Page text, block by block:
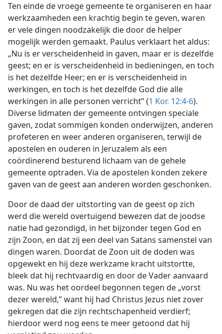
Ten einde de vroege gemeente te organiseren en haar
werkzaamheden een krachtig begin te geven, waren
er vele dingen noodzakelijk die door de helper
mogelijk werden gemaakt. Paulus verklaart het aldus:
„Nu is er verscheidenheid in gaven, maar er is dezelfde
geest; en er is verscheidenheid in bedieningen, en toch
is het dezelfde Heer; en er is verscheidenheid in
werkingen, en toch is het dezelfde God die alle
werkingen in alle personen verricht” (1 Kor. 12:4-6).
Diverse lidmaten der gemeente ontvingen speciale
gaven, zodat sommigen konden onderwijzen, anderen
profeteren en weer anderen organiseren, terwijl de
apostelen en ouderen in Jeruzalem als een
coördinerend besturend lichaam van de gehele
gemeente optraden. Via de apostelen konden zekere
gaven van de geest aan anderen worden geschonken.
Door de daad der uitstorting van de geest op zich
werd die wereld overtuigend bewezen dat de joodse
natie had gezondigd, in het bijzonder tegen God en
zijn Zoon, en dat zij een deel van Satans samenstel van
dingen waren. Doordat de Zoon uit de doden was
opgewekt en hij deze werkzame kracht uitstortte,
bleek dat hij rechtvaardig en door de Vader aanvaard
was. Nu was het oordeel begonnen tegen de „vorst
dezer wereld,” want hij had Christus Jezus niet zover
gekregen dat die zijn rechtschapenheid verdierf;
hierdoor werd nog eens te meer getoond dat hij